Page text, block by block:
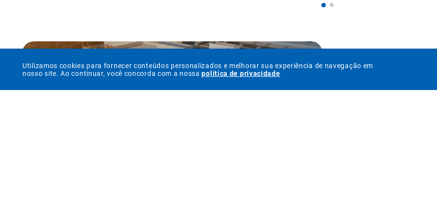
Utilizamos cookies para fornecer conteúdos personalizados e melhorar sua experiência de navegação em
nosso site. Ao continuar, você concorda com a nossapolítica de privacidade